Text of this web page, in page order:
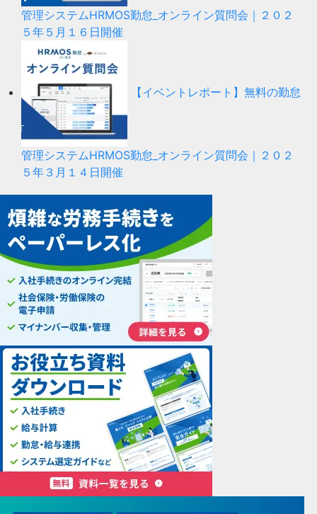
管理システムHRMOS勤怠_オンライン質問会｜２０２
５年５月１６日開催
【イベントレポート】無料の勤怠
管理システムHRMOS勤怠_オンライン質問会｜２０２
５年３月１４日開催